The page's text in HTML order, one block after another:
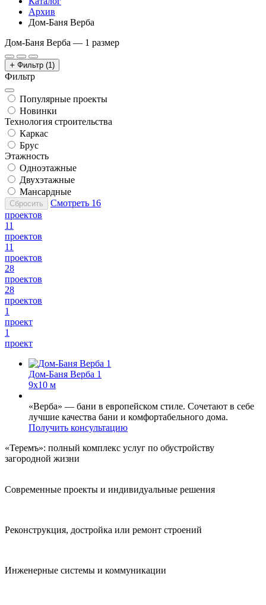
Архив
Дом-Баня Верба
Дом-Баня Верба — 1 размер
Фильтр (1)
Фильтр
Популярные проекты
Новинки
Технология строительства
Каркас
Брус
Этажность
Одноэтажные
Двухэтажные
Мансардные
Сбросить Смотреть 16
проектов
11
проектов
11
проектов
28
проектов
28
проектов
1
проект
1
проект
Дом-Баня Верба 1
9x10 м
«Верба» — бани в европейском стиле. Сочетают в себе
лучшие качества бани и комфортабельного дома.
Получить консультацию
«Теремъ»: полный комплекс услуг по обустройству
загородной жизни
Современные проекты и индивидуальные решения
Реконструкция, достройка или ремонт строений
Инженерные системы и коммуникации